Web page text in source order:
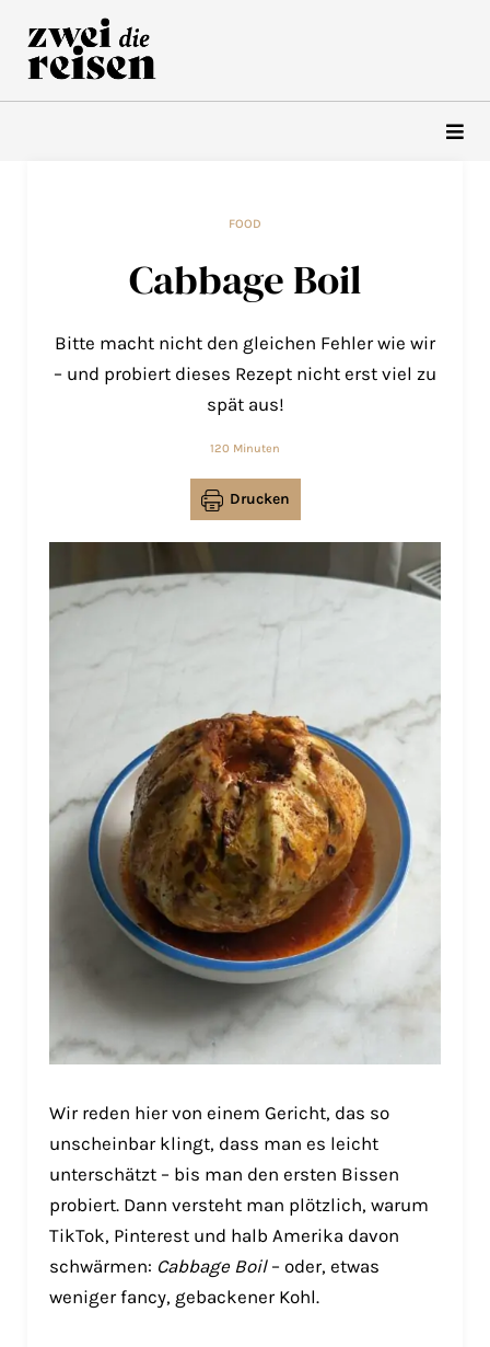
Inhalt
springen
FOOD
Cabbage Boil
Bitte macht nicht den gleichen Fehler wie wir
– und probiert dieses Rezept nicht erst viel zu
spät aus!
120 Minuten
Drucken
Wir reden hier von einem Gericht, das so
unscheinbar klingt, dass man es leicht
unterschätzt – bis man den ersten Bissen
probiert. Dann versteht man plötzlich, warum
TikTok, Pinterest und halb Amerika davon
schwärmen: Cabbage Boil– oder, etwas
weniger fancy, gebackener Kohl.